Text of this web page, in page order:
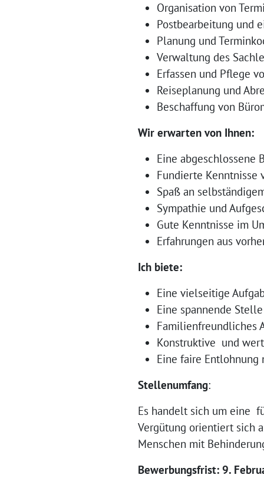
Organisation von
Postbearbeitung und
Planung und
Verwaltung des
Erfassen und Pflege
Reiseplanung und
Beschaffung von
Wir erwarten von Ihnen:
Eine
Fundierte Kenntnisse
Spaß an
Sympathie und
Gute Kenntnisse im
Erfahrungen aus
Ich biete:
Eine vielseitige
Eine spannende
Familienfreundliches
Konstruktive und
Eine faire Entlohnung
Stellenumfang:
Es handelt sich um eine
Vergütung orientiert sich
Menschen mit
Bewerbungsfrist: 9.